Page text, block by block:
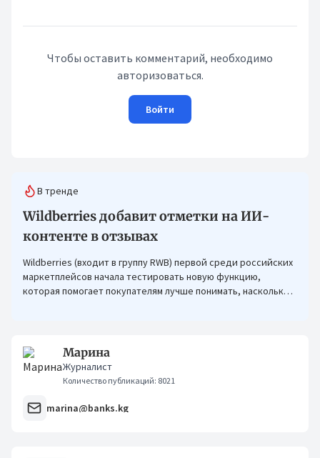
Чтобы оставить комментарий, необходимо
авторизоваться.
Войти
В тренде
Wildberries добавит отметки на ИИ-
контенте в отзывах
Wildberries (входит в группу RWB) первой среди российских
маркетплейсов начала тестировать новую функцию,
которая помогает покупателям лучше понимать, насколько
Марина
Журналист
Количество публикаций: 8021
marina@banks.kg